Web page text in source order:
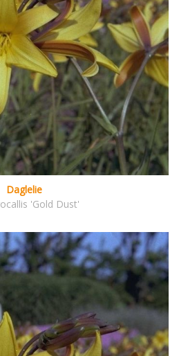
Daglelie
'Gold Dust'